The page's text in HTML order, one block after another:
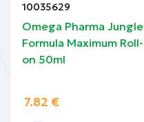
10035629
Omega Pharma Jungle
Formula Maximum Roll-
on 50ml
7.82 €